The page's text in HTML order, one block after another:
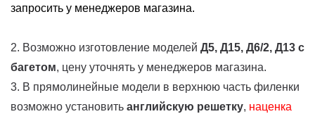
запросить у менеджеров магазина.
2. Возможно изготовление моделей Д5, Д15, Д6/2, Д13 с
багетом, цену уточнять у менеджеров магазина.
3. В прямолинейные модели в верхнюю часть филенки
возможно установить английскую решетку, наценка